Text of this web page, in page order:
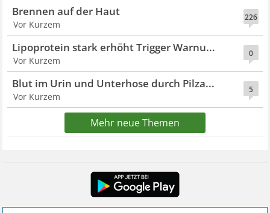
226
Brennen auf der Haut
Vor Kurzem
0
Lipoprotein stark erhöht Trigger Warnu...
Vor Kurzem
5
Blut im Urin und Unterhose durch Pilza...
Vor Kurzem
Mehr neue Themen